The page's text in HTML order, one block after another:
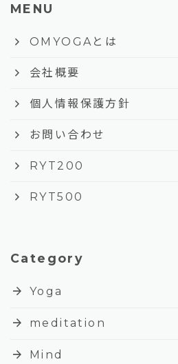
MENU
keyboard_arrow_right OMYOGAとは
keyboard_arrow_right 会社概要
keyboard_arrow_right 個人情報保護方針
keyboard_arrow_right お問い合わせ
keyboard_arrow_right RYT200
keyboard_arrow_right RYT500
Category
arrow_forward Yoga
arrow_forward
meditation
arrow_forward
Mind